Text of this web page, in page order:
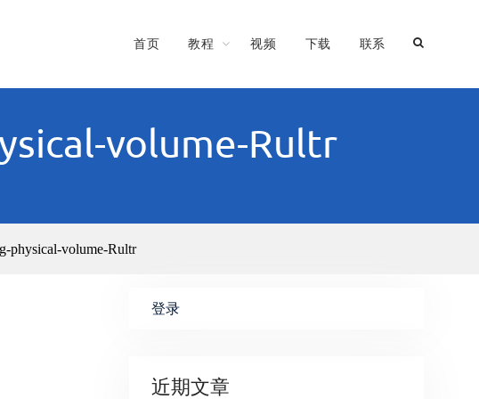
首页 教程 视频 下载 联系
volume-Rultr
physical-volume-Rultr
登录
近期文章